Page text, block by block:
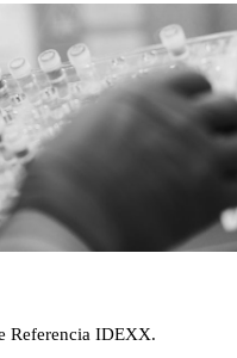
Referencia IDEXX.